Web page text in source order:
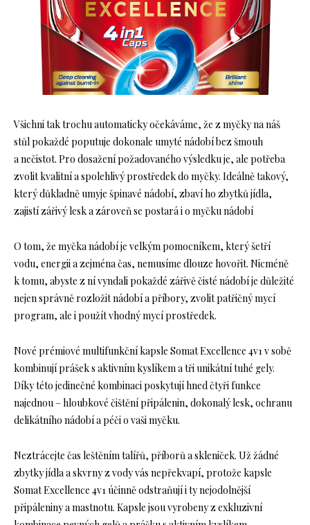
Všichni tak trochu automaticky očekáváme, že z myčky na náš
stůl pokaždé poputuje dokonale umyté nádobí bez šmouh
a nečistot. Pro dosažení požadovaného výsledku je, ale potřeba
zvolit kvalitní a spolehlivý prostředek do myčky. Ideálně takový,
který důkladně umyje špinavé nádobí, zbaví ho zbytků jídla,
zajistí zářivý lesk a zároveň se postará i o myčku nádobí
O tom, že myčka nádobí je velkým pomocníkem, který šetří
vodu, energii a zejména čas, nemusíme dlouze hovořit. Nicméně
k tomu, abyste z ní vyndali pokaždé zářivě čisté nádobí je důležité
nejen správně rozložit nádobí a příbory, zvolit patřičný mycí
program, ale i použít vhodný mycí prostředek.
Nové prémiové multifunkční kapsle Somat Excellence 4v1 v sobě
kombinují prášek s aktivním kyslíkem a tři unikátní tuhé gely.
Díky této jedinečné kombinaci poskytují hned čtyři funkce
najednou – hloubkové čištění připálenin, dokonalý lesk, ochranu
delikátního nádobí a péči o vaši myčku.
Neztrácejte čas leštěním talířů, příborů a skleniček. Už žádné
zbytky jídla a skvrny z vody vás nepřekvapí, protože kapsle
Somat Excellence 4v1 účinně odstraňují i ty nejodolnější
připáleniny a mastnotu. Kapsle jsou vyrobeny z exkluzivní